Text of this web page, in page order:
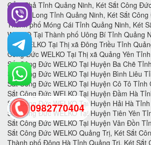
0982770404